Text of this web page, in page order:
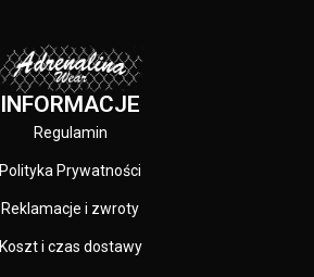
INFORMACJE
Regulamin
Polityka Prywatności
Reklamacje i zwroty
Koszt i czas dostawy